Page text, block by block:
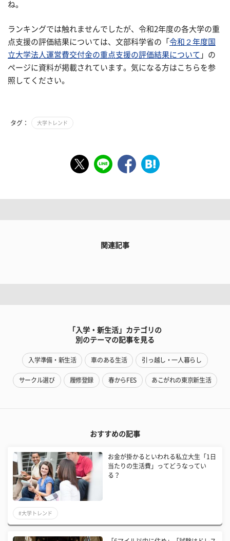
ね。
ランキングでは触れませんでしたが、令和2年度の各大学の重
点支援の評価結果については、文部科学省の「令和２年度国
立大学法人運営費交付金の重点支援の評価結果について 」の
ページに資料が掲載されています。気になる方はこちらを参
照してください。
タグ： 大学トレンド
関連記事
「入学・新生活」カテゴリの
別のテーマの記事を見る
入学準備・新生活 車のある生活 引っ越し・一人暮らし
サークル選び 履修登録 春からFES あこがれの東京新生活
おすすめの記事
お金が掛かるといわれる私立大生「1日
当たりの生活費」ってどうなってい
る？
#大学トレンド